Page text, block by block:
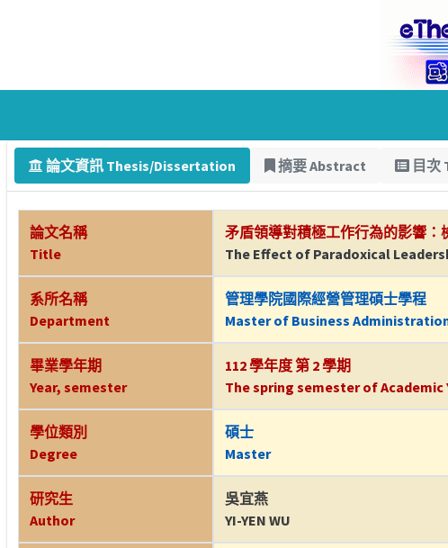
論文資訊 Thesis/Dissertation 摘要 Abstract 目次
論文名稱
Title
矛盾領導對積極工作行為的影響：
The Effect of Paradoxical
系所名稱
Department
管理學院國際經營管理碩士學程
Master of Business
畢業學年期
Year, semester
112 學年度 第 2 學期
The spring semester of Academic
學位類別
Degree
碩士
Master
研究生
Author
吳宜燕
YI-YEN WU